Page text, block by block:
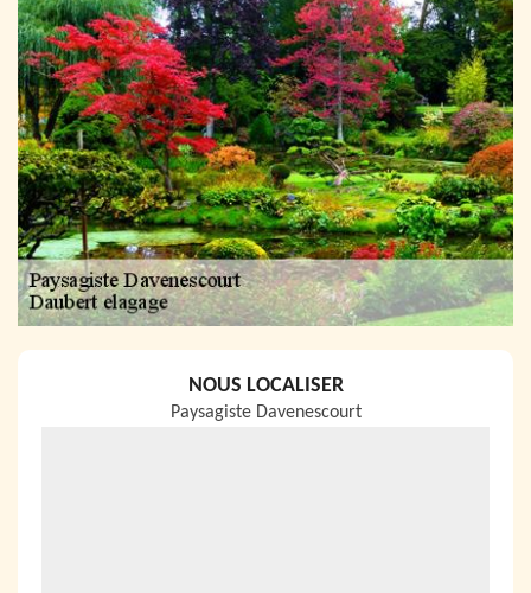
NOUS LOCALISER
Paysagiste Davenescourt